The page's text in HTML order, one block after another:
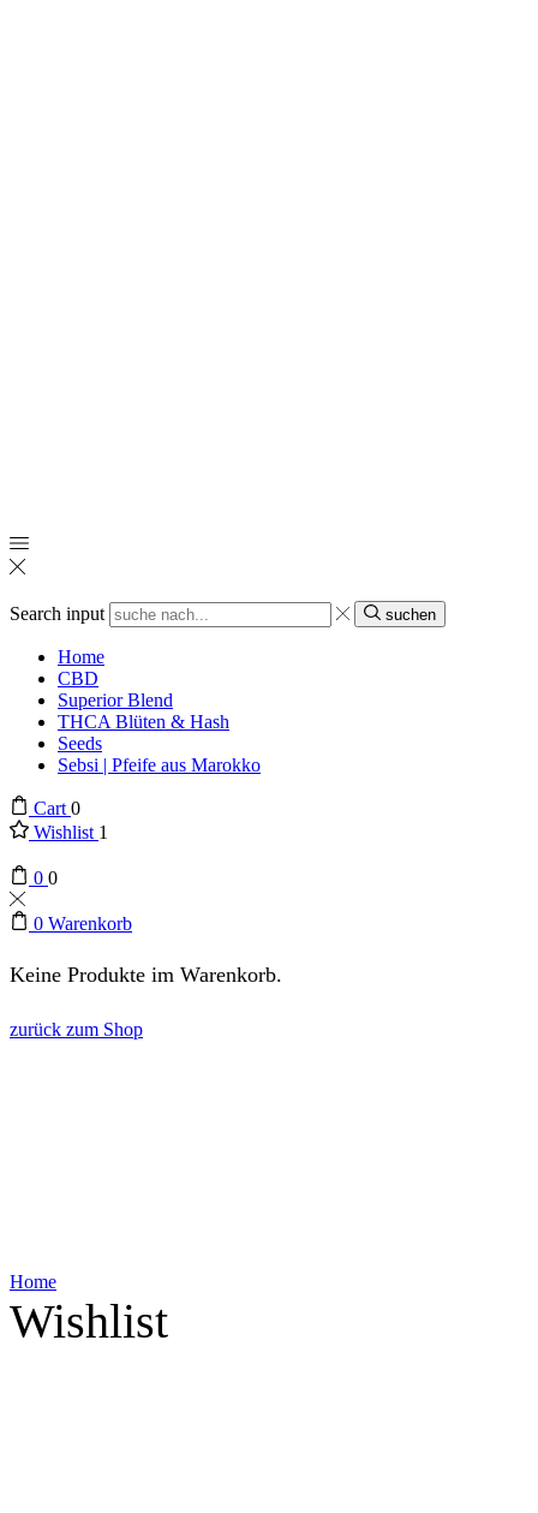
Search input suchen
Home
CBD
Superior Blend
THCA Blüten & Hash
Seeds
Sebsi | Pfeife aus Marokko
Cart 0
Wishlist 1
0 0
0 Warenkorb
Keine Produkte im Warenkorb.
zurück zum Shop
Home
Wishlist